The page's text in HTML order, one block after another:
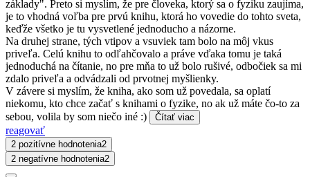
základy". Preto si myslím, že pre človeka, ktorý sa o fyziku zaujíma,
je to vhodná voľba pre prvú knihu, ktorá ho vovedie do tohto sveta,
keďže všetko je tu vysvetlené jednoducho a názorne.
Na druhej strane, tých vtipov a vsuviek tam bolo na môj vkus
priveľa. Celú knihu to odľahčovalo a práve vďaka tomu je taká
jednoduchá na čítanie, no pre mňa to už bolo rušivé, odbočiek sa mi
zdalo priveľa a odvádzali od prvotnej myšlienky.
V závere si myslím, že kniha, ako som už povedala, sa oplatí
niekomu, kto chce začať s knihami o fyzike, no ak už máte čo-to za
sebou, volila by som niečo iné :)
Čítať viac
reagovať
2 pozitívne hodnotenia2
2 negatívne hodnotenia2